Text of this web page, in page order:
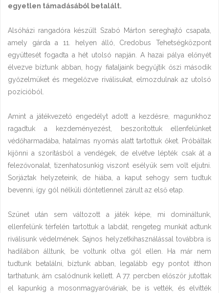
egyetlen támadásából betalált.
Alsóházi rangadóra készült Szabó Márton sereghajtó csapata,
amely gárda a 11. helyen álló, Credobus Tehetségközpont
együttesét fogadta a hét utolsó napján. A hazai pálya előnyét
élvezve bíztunk abban, hogy fiataljaink begyűjtik őszi második
győzelmüket és megelőzve riválisukat, elmozdulnak az utolsó
pozícióból.
Amint a játékvezető engedélyt adott a kezdésre, magunkhoz
ragadtuk a kezdeményezést, beszorítottuk ellenfelünket
védőharmadába, hatalmas nyomás alatt tartottuk őket. Próbáltak
kijönni a szorításból a vendégek, de elvétve lépték csak át a
felezővonalat, tizenhatosunkig viszont esélyük sem volt eljutni.
Sorjáztak helyzeteink, de hiába, a kaput sehogy sem tudtuk
bevenni, így gól nélküli döntetlennel zárult az első etap.
Szünet után sem változott a játék képe, mi domináltunk,
ellenfelünk térfelén tartottuk a labdát, rengeteg munkát adtunk
riválisunk védelmének. Sajnos helyzetkihasználással továbbra is
hadilábon álltunk, be voltunk oltva gól ellen. Ha már nem
tudtunk betalálni, bíztunk abban, legalább egy pontot itthon
tarthatunk, ám csalódnunk kellett. A 77. percben először jutottak
el kapunkig a mosonmagyaróváriak, be is vették, és elvitték